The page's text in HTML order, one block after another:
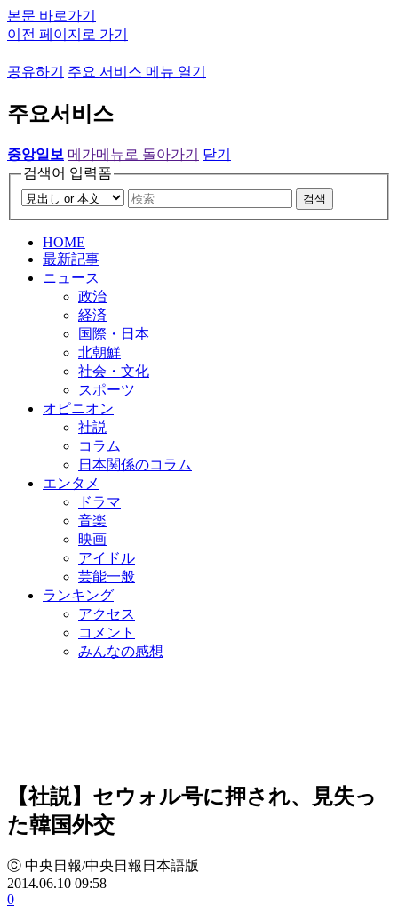
본문 바로가기
이전 페이지로 가기
공유하기 주요 서비스 메뉴 열기
주요서비스
중앙일보 메가메뉴로 돌아가기
닫기
검색어 입력폼
검색
HOME
最新記事
ニュース
政治
経済
国際・日本
北朝鮮
社会・文化
スポーツ
オピニオン
社説
コラム
日本関係のコラム
エンタメ
ドラマ
音楽
映画
アイドル
芸能一般
ランキング
アクセス
コメント
みんなの感想
【社説】セウォル号に押され、見失っ
た韓国外交
ⓒ 中央日報/中央日報日本語版
2014.06.10 09:58
0